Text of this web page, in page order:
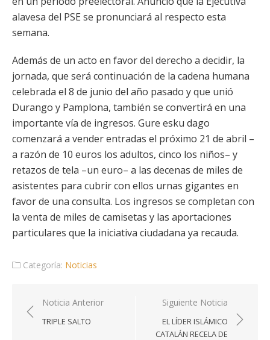
alavesa del PSE se pronunciará al respecto esta
semana.
Además de un acto en favor del derecho a decidir, la
jornada, que será continuación de la cadena humana
celebrada el 8 de junio del año pasado y que unió
Durango y Pamplona, también se convertirá en una
importante vía de ingresos. Gure esku dago
comenzará a vender entradas el próximo 21 de abril –
a razón de 10 euros los adultos, cinco los niños– y
retazos de tela –un euro– a las decenas de miles de
asistentes para cubrir con ellos urnas gigantes en
favor de una consulta. Los ingresos se completan con
la venta de miles de camisetas y las aportaciones
particulares que la iniciativa ciudadana ya recauda.
Categoría: Noticias
Navegación
de
Noticia Anterior
TRIPLE SALTO
Siguiente Noticia
EL LÍDER ISLÁMICO
CATALÁN RECELA DE